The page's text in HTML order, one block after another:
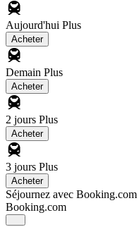
Aujourd'hui Plus
Acheter
Demain Plus
Acheter
2 jours Plus
Acheter
3 jours Plus
Acheter
Séjournez avec Booking.com
Booking.com